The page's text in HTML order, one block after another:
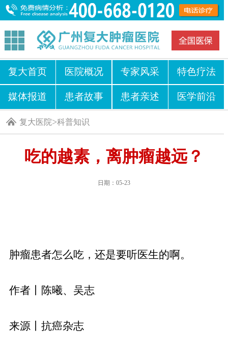
复大首页 医院概况 专家风采 特色疗法
媒体报道 患者故事 患者亲述 医学前沿
复大医院>科普知识
吃的越素，离肿瘤越远？
日期：05-23
肿瘤患者怎么吃，还是要听医生的啊。
作者丨陈曦、吴志
来源丨抗癌杂志